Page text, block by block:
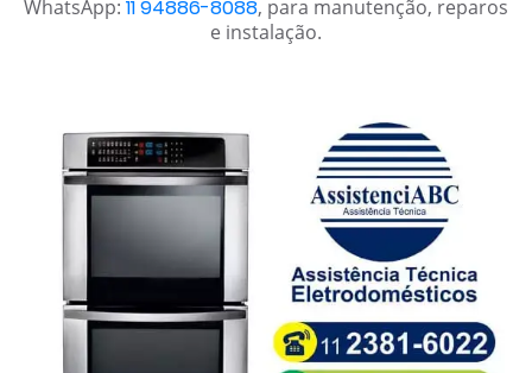
WhatsApp: 11 94886-8088, para manutenção, reparos
e instalação.